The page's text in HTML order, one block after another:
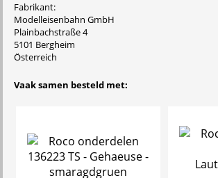
Fabrikant:
Modelleisenbahn GmbH
Plainbachstraße 4
5101 Bergheim
Österreich
Vaak samen besteld met: